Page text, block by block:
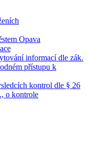
Opava
informací dle zák.
přístupu k
kontrol dle § 26
o kontrole